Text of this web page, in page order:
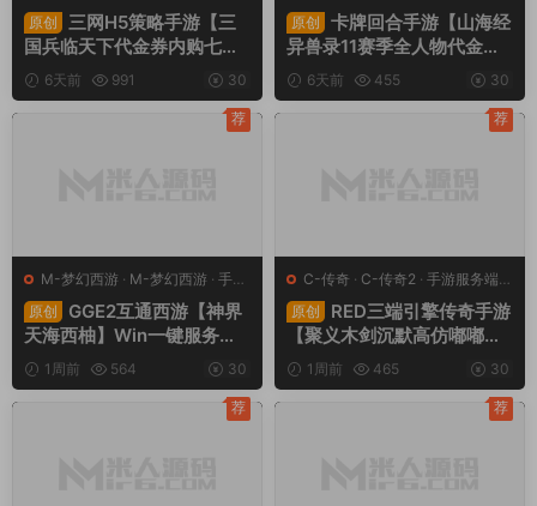
下· 手游服务端·页游服务端
原创
三网H5策略手游【三
国兵临天下代金券内购七合
修复版】Linux手工服务端
+管理后台+GM授权后台
+简易安卓客户端+视频架设
6天前 991 30
原创
卡牌回合手游【山海经
异兽录11赛季全人物代金券
内购版】Win一键服务端+授
权GM后台+管理后台+热更
修改工具+安卓+视频架设教
6天前 455 30
M-梦幻西游 · M-梦幻西游 · 手游
服务端 · 端游服务端
原创
GGE2互通西游【神界
天海西柚】Win一键服务端
+安卓苹果PC三端+内置GM
工具+全套源码+视频架设教
1周前 564 30
荐
C-传奇 · C-传奇2 · 手游服务端·
端游服务端
原创
RED三端引擎传奇手游
【聚义木剑沉默高仿嘟嘟沉
默】Win一键服务端+安卓苹
果PC三端+视频架设教程
1周前 465 30
荐
荐 荐